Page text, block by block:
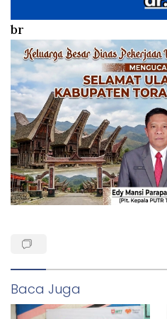
br
Baca Juga